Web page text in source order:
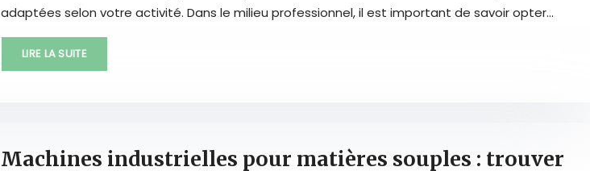
adaptées selon votre activité. Dans le milieu professionnel, il est important de savoir opter…
LIRE LA SUITE
Machines industrielles pour matières souples : trouver